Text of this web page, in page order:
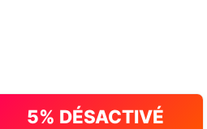
5% DÉSACTIVÉ